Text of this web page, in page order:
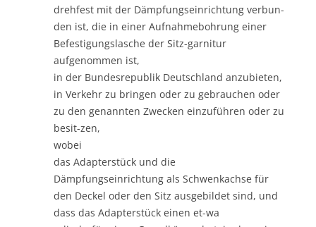
drehfest mit der Dämpfungseinrichtung verbun-
den ist, die in einer Aufnahmebohrung einer
Befestigungslasche der Sitz-garnitur
aufgenommen ist,
in der Bundesrepublik Deutschland anzubieten,
in Verkehr zu bringen oder zu gebrauchen oder
zu den genannten Zwecken einzuführen oder zu
besit-zen,
wobei
das Adapterstück und die
Dämpfungseinrichtung als Schwenkachse für
den Deckel oder den Sitz ausgebildet sind, und
dass das Adapterstück einen et-wa